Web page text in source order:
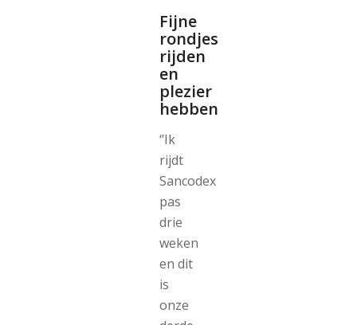
Fijne
rondjes
rijden
en
plezier
hebben
‘’Ik
rijdt
Sancodex
pas
drie
weken
en dit
is
onze